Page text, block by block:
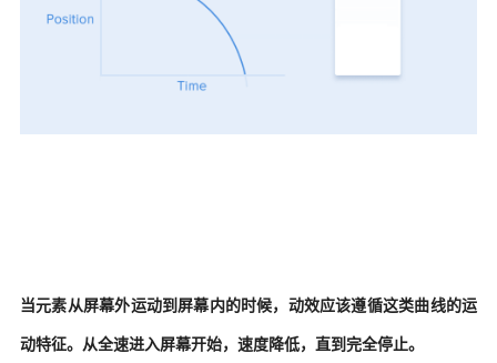
当元素从屏幕外运动到屏幕内的时候，动效应该遵循这类曲线的运
动特征。从全速进入屏幕开始，速度降低，直到完全停止。